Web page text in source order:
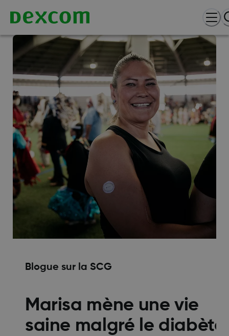
Blogue sur la SCG
Marisa mène une vie
saine malgré le diabète